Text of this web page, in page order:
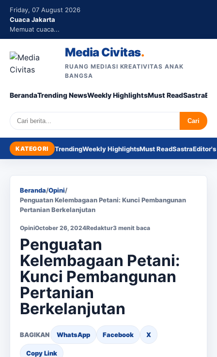
Friday, 07 August 2026
Cuaca Jakarta
Memuat cuaca...
Media Civitas.
RUANG MEDIASI KREATIVITAS ANAK
BANGSA
BerandaTrending NewsWeekly HighlightsMust ReadSastra
Search Cari
KATEGORI TrendingWeekly HighlightsMust ReadSastra
Beranda/Opini/
Penguatan Kelembagaan Petani: Kunci Pembangunan
Pertanian Berkelanjutan
OpiniOctober 26, 2024Redaktur3 menit baca
Penguatan
Kelembagaan Petani:
Kunci Pembangunan
Pertanian
Berkelanjutan
BAGIKAN WhatsApp Facebook X
Copy Link